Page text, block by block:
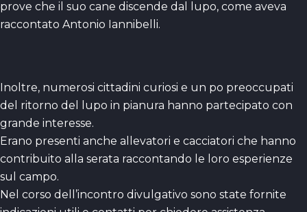
prove che il suo cane discende dal lupo, come aveva
raccontato Antonio Iannibelli.
Inoltre, numerosi cittadini curiosi e un po preoccupati
del ritorno del lupo in pianura hanno partecipato con
grande interesse.
Erano presenti anche allevatori e cacciatori che hanno
contribuito alla serata raccontando le loro esperienze
sul campo.
Nel corso dell’incontro divulgativo sono state fornite